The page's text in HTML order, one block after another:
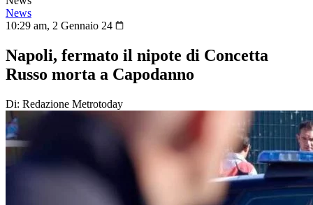
News
10:29 am, 2 Gennaio 24
Napoli, fermato il nipote di Concetta
Russo morta a Capodanno
Di: Redazione Metrotoday